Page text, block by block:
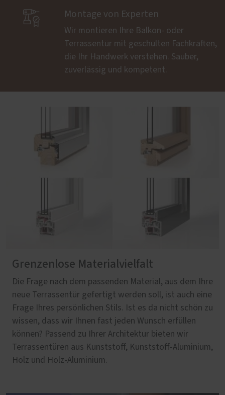
 Montage von Experten
Wir montieren Ihre Balkon- oder
Terrassentür mit geschulten Fachkräften,
die Ihr Handwerk verstehen. Sauber,
zuverlässig und kompetent.
Grenzenlose Materialvielfalt
Die Frage nach dem passenden Material, aus dem Ihre
neue Terrassentür gefertigt werden soll, ist auch eine
Frage Ihres persönlichen Stils. Ist es da nicht schön zu
wissen, dass wir Ihnen fast jeden Wunsch erfüllen
können? Passend zu Ihrer Architektur bieten wir
Terrassentüren aus Kunststoff, Kunststoff-Aluminium,
Holz und Holz-Aluminium.